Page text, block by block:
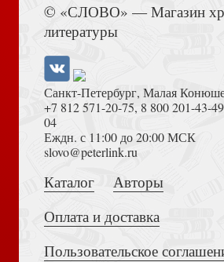
Цветок невиданный
Аллилуйя! Письма близкому
Homo immortalis. Человек
Достоевский Ф.М. Сила и правда
© «СЛОВО» — Магазин
литературы
Санкт-Петербург, Малая
+7 812 571-20-75, 8 800 201-43-49
04
Еждн. с 11:00 до 20:00 МСК
slovo@peterlink.ru
Каталог
Авторы
Оплата и доставка
Пользовательское